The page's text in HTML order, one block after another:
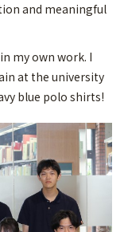
and meaningful
my own work. I
at the university
blue polo shirts!